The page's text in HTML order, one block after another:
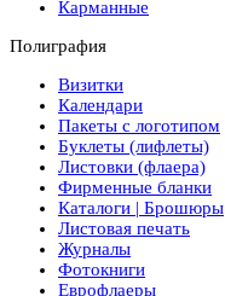
Карманные
Полиграфия
Визитки
Календари
Пакеты с логотипом
Буклеты (лифлеты)
Листовки (флаера)
Фирменные бланки
Каталоги | Брошюры
Листовая печать
Журналы
Фотокниги
Еврофлаеры